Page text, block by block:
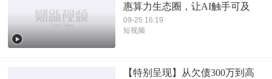
惠算力生态圈，让AI触手可及
09-25 16:19
短视频
【特别呈现】从欠债300万到高